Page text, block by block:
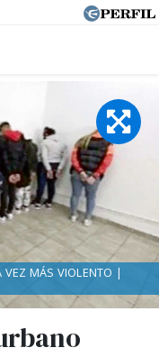
VEZ MÁS VIOLENTO |